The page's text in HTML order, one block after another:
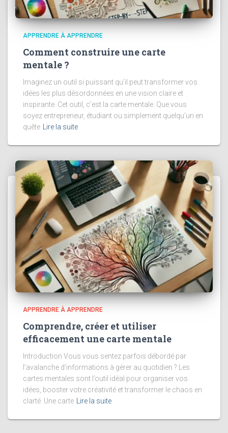
APPRENDRE À APPRENDRE
Comment construire une carte
mentale ?
Imaginez un outil si puissant qu’il peut transformer vos
idées les plus désordonnées en une vision claire et
inspirante. Cet outil, c’est la carte mentale. Que vous
soyez entrepreneur, étudiant ou simplement quelqu’un en
quête Lire la suite
APPRENDRE À APPRENDRE
Comprendre, créer et utiliser
efficacement une carte mentale
Introduction Vous vous sentez parfois débordé par
l’avalanche d’informations à gérer au quotidien ? Les
cartes mentales sont l’outil idéal pour organiser vos
idées, booster votre créativité et transformer le chaos en
clarté. Une carte
Lire la suite